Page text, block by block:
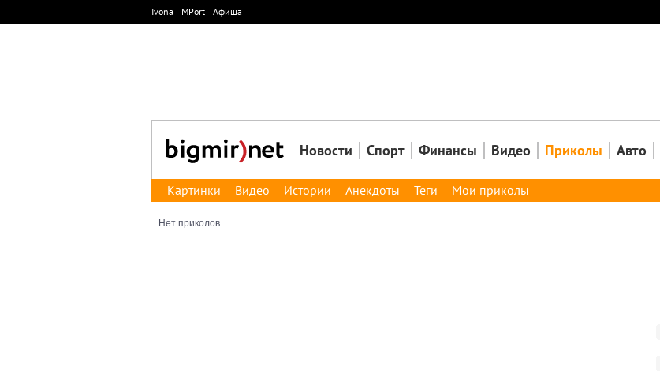
Закрыть
Ivona MPort Афиша
Новости Спорт Финансы Видео Приколы Авто
Картинки Видео Истории Анекдоты Теги Мои приколы
Нет приколов